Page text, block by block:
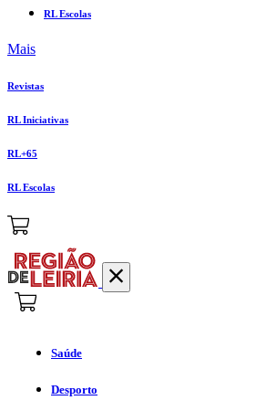
RL Escolas
Mais
Revistas
RL Iniciativas
RL+65
RL Escolas
Saúde
Desporto